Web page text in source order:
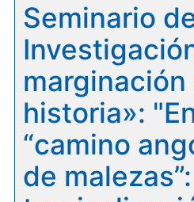
Seminario
marginación
historia»:
“camino
de malezas”: